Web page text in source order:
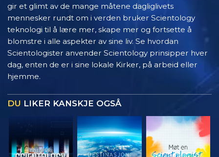
gir et glimt av de mange måtene dagliglivets
mennesker rundt om i verden bruker Scientology
teknologi til å lære mer, skape mer og fortsette å
blomstre i alle aspekter av sine liv. Se hvordan
Scientologister anvender Scientology prinsipper hver
dag, enten de er i sine lokale Kirker, på arbeid eller
hjemme.
DU LIKER KANSKJE OGSÅ